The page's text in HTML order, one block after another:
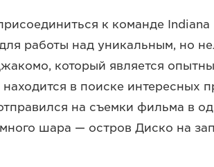
к команде
работы над уникальным, но
который является
в поиске интересных
на съемки фильма в
шара — остров Диско на